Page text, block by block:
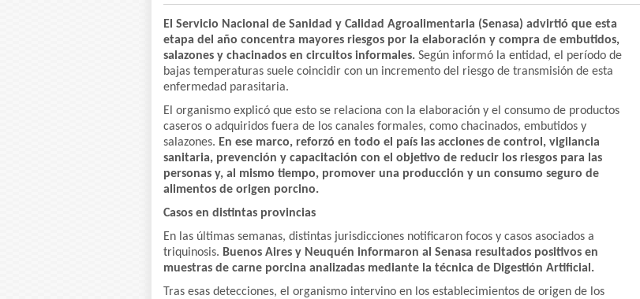
El Servicio Nacional de Sanidad y Calidad Agroalimentaria (Senasa) advirtió que esta
etapa del año concentra mayores riesgos por la elaboración y compra de embutidos,
salazones y chacinados en circuitos informales. Según informó la entidad, el período de
bajas temperaturas suele coincidir con un incremento del riesgo de transmisión de esta
enfermedad parasitaria.
El organismo explicó que esto se relaciona con la elaboración y el consumo de productos
caseros o adquiridos fuera de los canales formales, como chacinados, embutidos y
salazones. En ese marco, reforzó en todo el país las acciones de control, vigilancia
sanitaria, prevención y capacitación con el objetivo de reducir los riesgos para las
personas y, al mismo tiempo, promover una producción y un consumo seguro de
alimentos de origen porcino.
Casos en distintas provincias
En las últimas semanas, distintas jurisdicciones notificaron focos y casos asociados a
triquinosis. Buenos Aires y Neuquén informaron al Senasa resultados positivos en
muestras de carne porcina analizadas mediante la técnica de Digestión Artificial.
Tras esas detecciones, el organismo intervino en los establecimientos de origen de los